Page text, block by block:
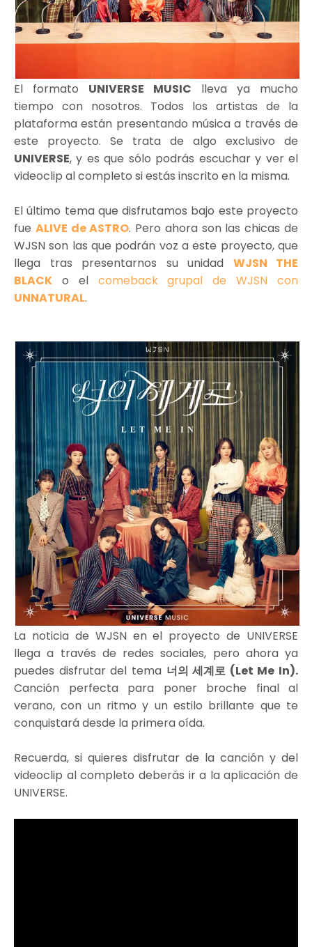
El formato UNIVERSE MUSIC lleva ya mucho
tiempo con nosotros. Todos los artistas de la
plataforma están presentando música a través de
este proyecto. Se trata de algo exclusivo de
UNIVERSE, y es que sólo podrás escuchar y ver el
videoclip al completo si estás inscrito en la misma.
El último tema que disfrutamos bajo este proyecto
fue ALIVE de ASTRO. Pero ahora son las chicas de
WJSN son las que podrán voz a este proyecto, que
llega tras presentarnos su unidad WJSN THE
BLACK o el comeback grupal de WJSN con
UNNATURAL.
La noticia de WJSN en el proyecto de UNIVERSE
llega a través de redes sociales, pero ahora ya
puedes disfrutar del tema 너의 세계로 (Let Me In).
Canción perfecta para poner broche final al
verano, con un ritmo y un estilo brillante que te
conquistará desde la primera oída.
Recuerda, si quieres disfrutar de la canción y del
videoclip al completo deberás ir a la aplicación de
UNIVERSE.